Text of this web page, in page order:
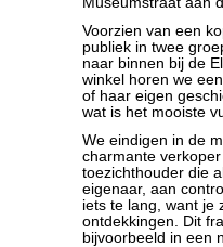
Voorzien van een
publiek in twee
naar binnen bij de
winkel horen we
of haar eigen
wat is het mooiste
We eindigen in de
charmante
toezichthouder die
eigenaar, aan
iets te lang, want je
ontdekkingen. Dit
bijvoorbeeld in een